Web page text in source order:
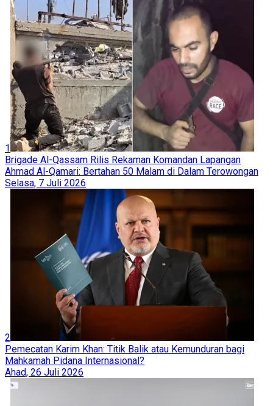
1
Brigade Al-Qassam Rilis Rekaman Komandan Lapangan
Ahmad Al-Qamari: Bertahan 50 Malam di Dalam Terowongan
Selasa, 7 Juli 2026
2
Pemecatan Karim Khan: Titik Balik atau Kemunduran bagi
Mahkamah Pidana Internasional?
Ahad, 26 Juli 2026